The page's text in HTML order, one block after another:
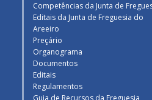
Competências da Junta de
Editais da Junta de Freguesia do
Areeiro
Preçário
Organograma
Documentos
Editais
Regulamentos